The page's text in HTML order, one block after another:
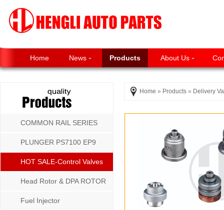
Home News Products About Us
COMMON RAIL SERIES
PLUNGER PS7100 EP9
P8500 MW SERIES
HOT SALE-Control Valves
Head Rotor & DPA ROTOR
Fuel Injector
Home » Products » Delivery